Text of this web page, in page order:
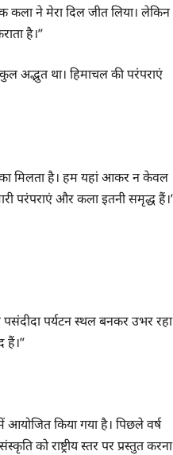
कला ने मेरा दिल जीत लिया। लेकिन
है।”
अद्भुत था। हिमाचल की परंपराएं
मिलता है। हम यहां आकर न केवल
परंपराएं और कला इतनी समृद्ध
पर्यटन स्थल बनकर उभर रहा
हैं।”
किया गया है। पिछले वर्ष
को राष्ट्रीय स्तर पर प्रस्तुत करना